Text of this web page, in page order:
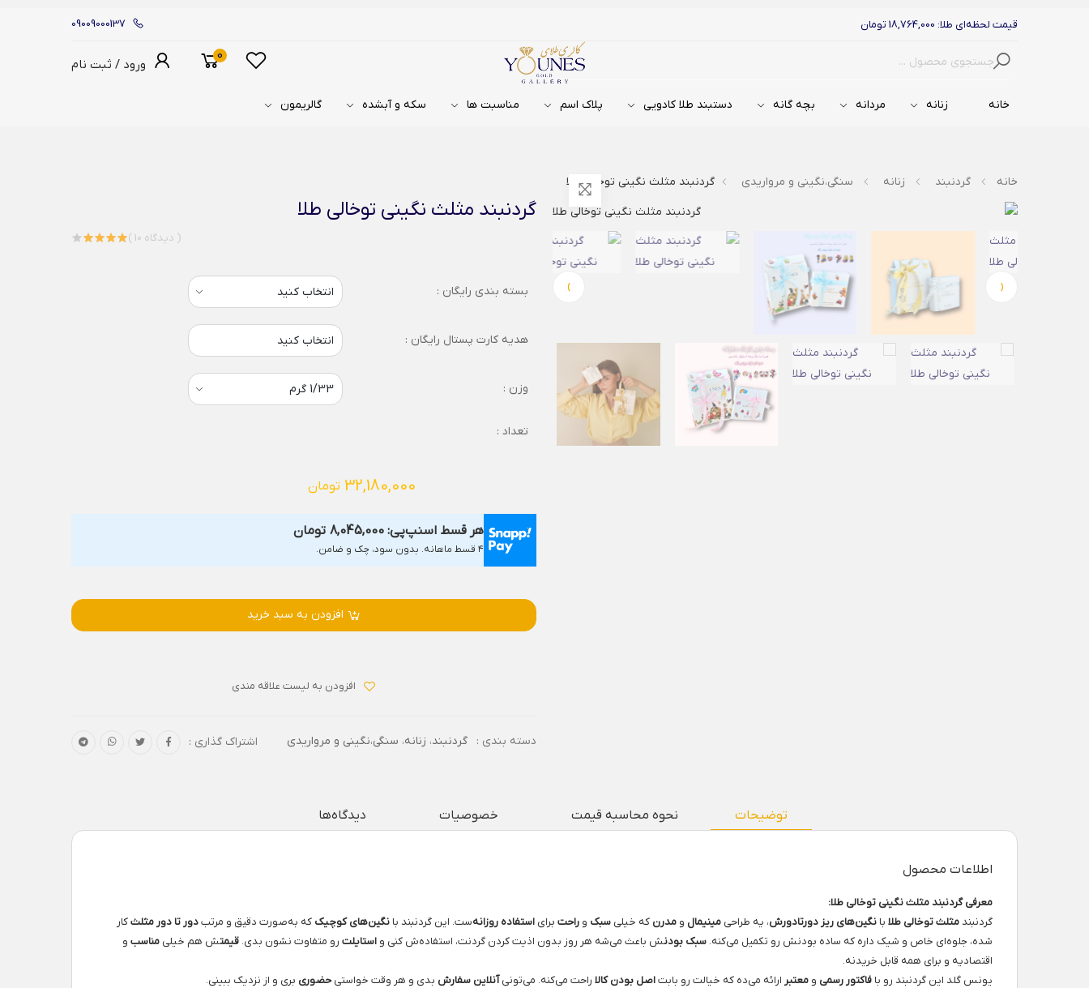
قیمت لحظه‌ای طلا: 18,764,000 تومان 09009000137
جستجو
ورود / ثبت نام
0
خانه زنانه مردانه بچه گانه دستبند طلا کادویی پلاک اسم مناسبت ها سکه و آبشده گالریمون
خانه گردنبند زنانه سنگی،نگینی و مرواریدی گردنبند مثلث نگینی توخالی طلا
‹
›
گردنبند مثلث نگینی توخالی طلا
( 10 دیدگاه )
بسته بندی رایگان :
هدیه کارت پستال رایگان : انتخاب کنید
وزن :
تعداد :
32,180,000 تومان
هر قسط اسنپ‌پی: 8,045,000 تومان
۴ قسط ماهانه. بدون سود، چک و ضامن.
افزودن به سبد خرید
افزودن به لیست علاقه مندی
دسته بندی : گردنبند، زنانه، سنگی،نگینی و مرواریدی اشتراک گذاری :
توضیحات نحوه محاسبه قیمت خصوصیات دیدگاه‌ها
اطلاعات محصول
معرفی گردنبند مثلث نگینی توخالی طلا:
گردنبند مثلث توخالی طلا با نگین‌های ریز دورتادورش، یه طراحی مینیمال و مدرن که خیلی سبک و راحت برای استفاده روزانه‌ست. این گردنبند با نگین‌های کوچیک که به‌صورت دقیق و مرتبدور تا دور مثلثکار
شده، جلوه‌ای خاص و شیک داره که ساده بودنش رو تکمیل می‌کنه. سبک بودنش باعث می‌شه هر روز بدون اذیت کردن گردنت، استفاده‌ش کنی و استایلت رو متفاوت نشون بدی. قیمتش هم خیلی مناسب و
اقتصادیه و برای همه قابل خریدنه.
یونس گلد این گردنبند رو با فاکتور رسمی و معتبر ارائه می‌ده که خیالت رو بابتاصل بودن کالا راحت می‌کنه. می‌تونیآنلاین سفارش بدی و هر وقت خواستیحضوری بری و از نزدیک ببینی.